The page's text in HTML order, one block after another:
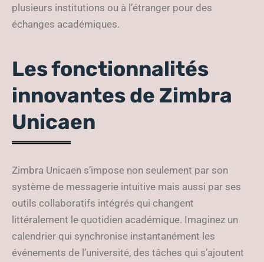
plusieurs institutions ou à l’étranger pour des
échanges académiques.
Les fonctionnalités
innovantes de Zimbra
Unicaen
Zimbra Unicaen s’impose non seulement par son
système de messagerie intuitive mais aussi par ses
outils collaboratifs intégrés qui changent
littéralement le quotidien académique. Imaginez un
calendrier qui synchronise instantanément les
événements de l’université, des tâches qui s’ajoutent